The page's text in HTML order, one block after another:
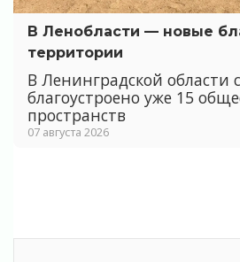
В Ленобласти — новые
территории
В Ленинградской области
благоустроено уже 15
пространств
07 августа 2026